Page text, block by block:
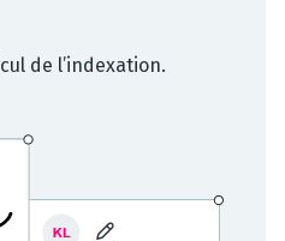
de l’indexation.